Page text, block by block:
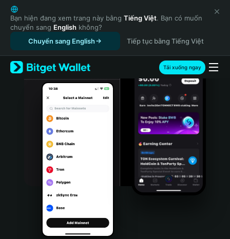
English
日本語
Tiếng Việt
Русский
Español (Latinoamérica)
Türkçe
Italiano
Português (Portugal)
Bahasa Indonesia
Português (Brasil)
Español (Argentina)
Bạn hiện đang xem trang này bằng Tiếng Việt. Bạn có muốn
chuyển sang English không?
Chuyển sang English
Tiếp tục bằng Tiếng Việt
Tải xuống ngay